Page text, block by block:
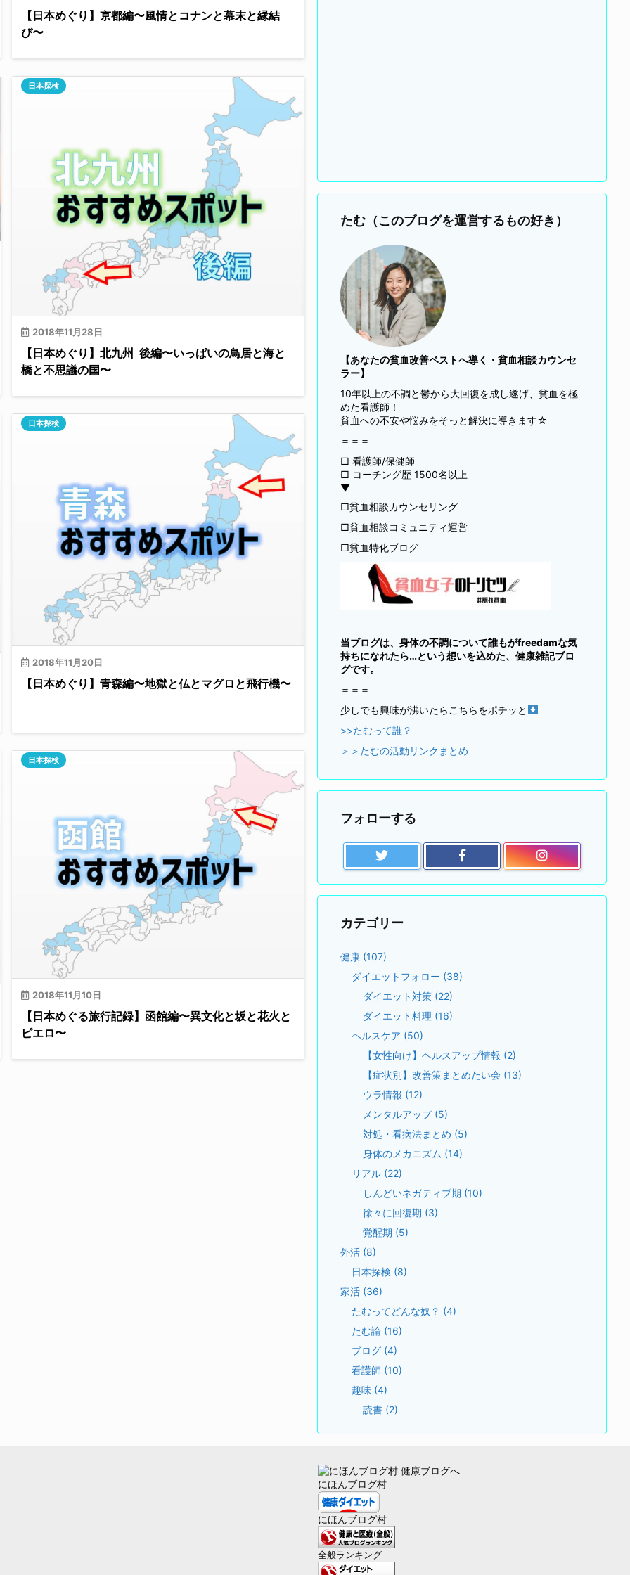
【日本めぐり】京都編〜風情とコナンと幕末と縁結
び〜
2018年11月28日
日本探検
【日本めぐり】北九州 後編〜いっぱいの鳥居と海と
橋と不思議の国〜
2018年11月20日
日本探検
【日本めぐり】青森編〜地獄と仏とマグロと飛行機〜
2018年11月10日
日本探検
【日本めぐる旅行記録】函館編〜異文化と坂と花火と
ピエロ〜
たむ（このブログを運営するもの好き）
【あなたの貧血改善ベストへ導く・貧血相談カウンセ
ラー】
10年以上の不調と鬱から大回復を成し遂げ、貧血を極
めた看護師！
貧血への不安や悩みをそっと解決に導きます☆
＝＝＝
□ 看護師/保健師
□ コーチング歴 1500名以上
▼
□貧血相談カウンセリング
□貧血相談コミュニティ運営
□貧血特化ブログ
当ブログは、身体の不調について誰もがfreedamな気
持ちになれたら…という想いを込めた、健康雑記ブロ
グです。
＝＝＝
少しでも興味が沸いたらこちらをポチッと
>>たむって誰？
＞＞たむの活動リンクまとめ
フォローする
カテゴリー
健康 (107)
ダイエットフォロー (38)
ダイエット対策 (22)
ダイエット料理 (16)
ヘルスケア (50)
【女性向け】ヘルスアップ情報 (2)
【症状別】改善策まとめたい会 (13)
ウラ情報 (12)
メンタルアップ (5)
対処・看病法まとめ (5)
身体のメカニズム (14)
リアル (22)
しんどいネガティブ期 (10)
徐々に回復期 (3)
覚醒期 (5)
外活 (8)
日本探検 (8)
家活 (36)
たむってどんな奴？ (4)
たむ論 (16)
ブログ (4)
看護師 (10)
趣味 (4)
読書 (2)
にほんブログ村
にほんブログ村
全般ランキング